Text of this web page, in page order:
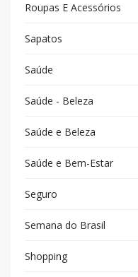
Roupas E Acessórios
Sapatos
Saúde
Saúde - Beleza
Saúde e Beleza
Saúde e Bem-Estar
Seguro
Semana do Brasil
Shopping